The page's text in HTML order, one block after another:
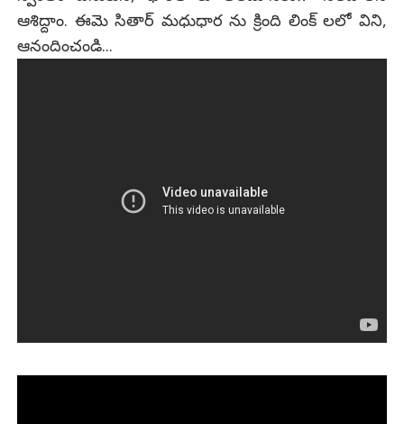
ఆశిద్దాం. ఈమె సితార్ మధుధార ను క్రింది లింక్ లలో విని,
ఆనందించండి...